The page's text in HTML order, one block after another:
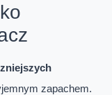
zapachem.